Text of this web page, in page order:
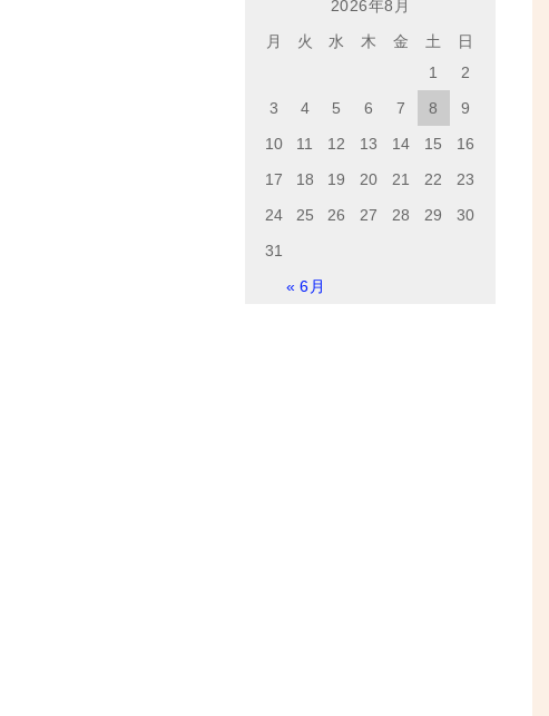
2026年8月
月
火 水 木 金 土 日
« 6月
1
2
3
4 5 6 7 8
9
10
11 12 13 14 15
16
17
18 19 20 21 22
23
24
25 26 27 28 29
30
31